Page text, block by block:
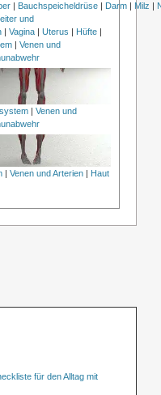
Bauchspeicheldrüse Darm Milz
und
| Vagina| Uterus Hüfte|
Venen und
| Venen und
| Venen und Arterien| Haut
für den Alltag mit